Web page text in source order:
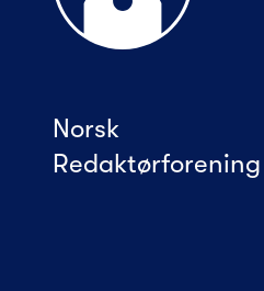
Norsk
Redaktørforening